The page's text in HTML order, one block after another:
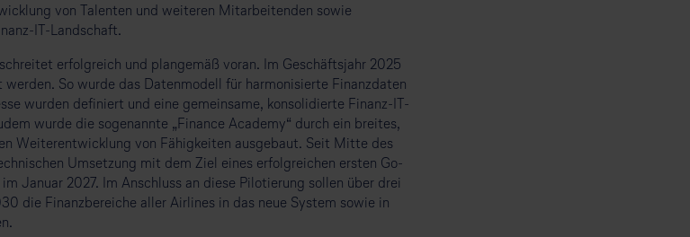
von Talenten und weiteren Mitarbeitenden sowie
IT-Landschaft.
schreitet erfolgreich und plangemäß voran. Im Geschäftsjahr 2025
So wurde das Datenmodell für harmonisierte Finanzdaten
wurden definiert und eine gemeinsame, konsolidierte Finanz-IT-
wurde die sogenannte „Finance Academy“ durch ein breites,
Weiterentwicklung von Fähigkeiten ausgebaut. Seit Mitte des
Umsetzung mit dem Ziel eines erfolgreichen ersten Go-
Januar 2027. Im Anschluss an diese Pilotierung sollen über drei
die Finanzbereiche aller Airlines in das neue System sowie in